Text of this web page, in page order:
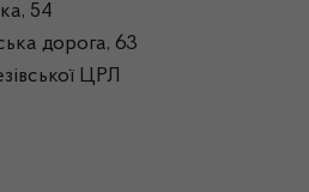
54
дорога, 63
ЦРЛ